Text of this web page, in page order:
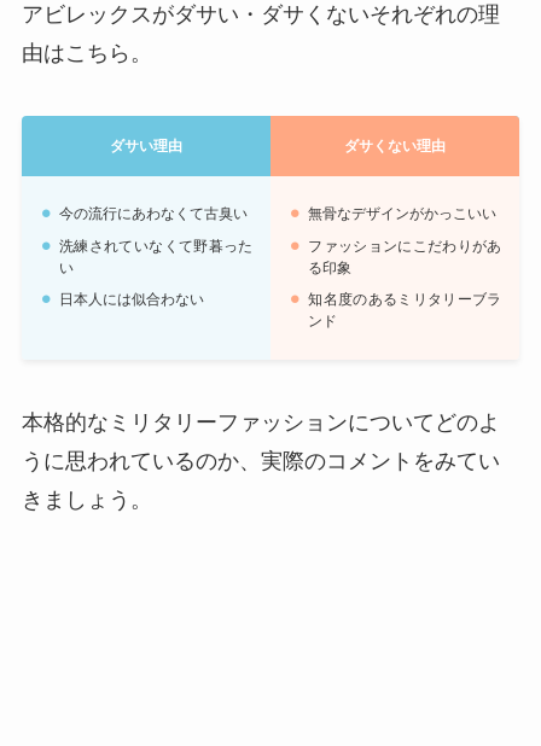
アビレックスがダサい・ダサくないそれぞれの理
由はこちら。
ダサい理由 ダサくない理由
今の流行にあわなくて古臭い
洗練されていなくて野暮った
い
日本人には似合わない
無骨なデザインがかっこいい
ファッションにこだわりがあ
る印象
知名度のあるミリタリーブラ
ンド
本格的なミリタリーファッションについてどのよ
うに思われているのか、実際のコメントをみてい
きましょう。